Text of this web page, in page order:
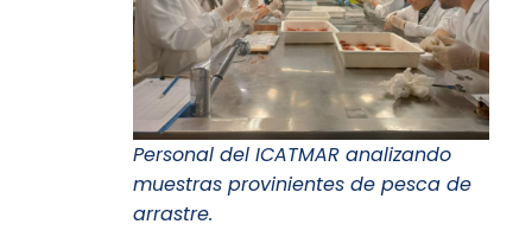
Personal del ICATMAR analizando
muestras provinientes de pesca de
arrastre.